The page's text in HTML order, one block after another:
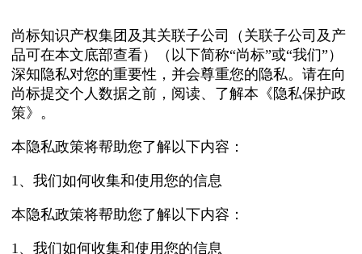
尚标知识产权集团及其关联子公司（关联子公司及产
品可在本文底部查看）（以下简称“尚标”或“我们”）
深知隐私对您的重要性，并会尊重您的隐私。请在向
尚标提交个人数据之前，阅读、了解本《隐私保护政
策》。
本隐私政策将帮助您了解以下内容：
1、我们如何收集和使用您的信息
本隐私政策将帮助您了解以下内容：
1、我们如何收集和使用您的信息